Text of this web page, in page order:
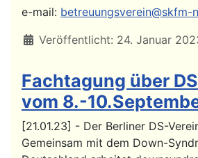
e-mail: betreuungsverein@skfm-
Details
Veröffentlicht: 24. Januar
Fachtagung über
vom 8.-
[21.01.23] - Der Berliner DS-
Gemeinsam mit dem Down-